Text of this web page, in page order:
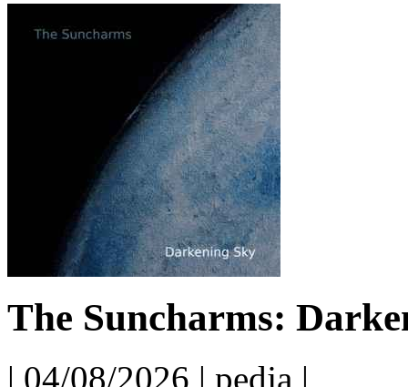
The Suncharms:
| 04/08/2026 | pedja |